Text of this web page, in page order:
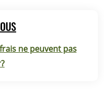
ne peuvent pas